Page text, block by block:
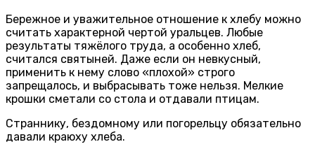
Бережное и уважительное отношение к хлебу можно
считать характерной чертой уральцев. Любые
результаты тяжёлого труда, а особенно хлеб,
считался святыней. Даже если он невкусный,
применить к нему слово «плохой» строго
запрещалось, и выбрасывать тоже нельзя. Мелкие
крошки сметали со стола и отдавали птицам.
Страннику, бездомному или погорельцу обязательно
давали краюху хлеба.